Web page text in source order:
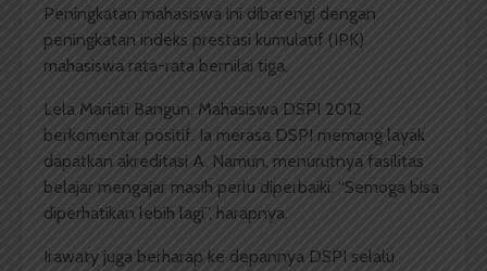
Peningkatan mahasiswa ini dibarengi dengan
peningkatan indeks prestasi kumulatif (IPK)
mahasiswa rata-rata bernilai tiga.
Lela Mariati Bangun, Mahasiswa DSPI 2012
berkomentar positif. Ia merasa DSPI memang layak
dapatkan akreditasi A. Namun, menurutnya fasilitas
belajar mengajar masih perlu diperbaiki. “Semoga bisa
diperhatikan lebih lagi”, harapnya.
Irawaty juga berharap ke depannya DSPI selalu